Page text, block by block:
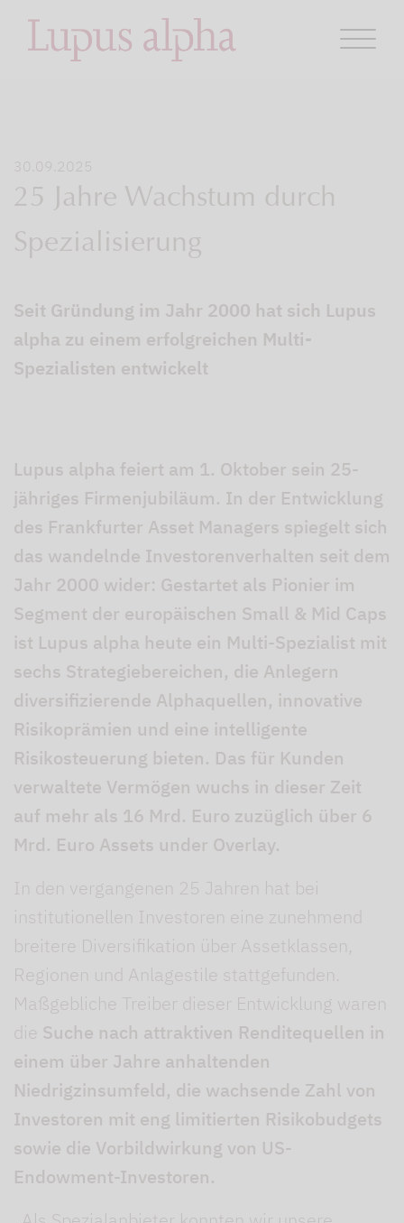
30.09.2025
25 Jahre Wachstum durch
Spezialisierung
Seit Gründung im Jahr 2000 hat sich Lupus
alpha zu einem erfolgreichen Multi-
Spezialisten entwickelt
Lupus alpha feiert am 1. Oktober sein 25-
jähriges Firmenjubiläum. In der Entwicklung
des Frankfurter Asset Managers spiegelt sich
das wandelnde Investorenverhalten seit dem
Jahr 2000 wider: Gestartet als Pionier im
Segment der europäischen Small & Mid Caps
ist Lupus alpha heute ein Multi-Spezialist mit
sechs Strategiebereichen, die Anlegern
diversifizierende Alphaquellen, innovative
Risikoprämien und eine intelligente
Risikosteuerung bieten. Das für Kunden
verwaltete Vermögen wuchs in dieser Zeit
auf mehr als 16 Mrd. Euro zuzüglich über 6
Mrd. Euro Assets under Overlay.
In den vergangenen 25 Jahren hat bei
institutionellen Investoren eine zunehmend
breitere Diversifikation über Assetklassen,
Regionen und Anlagestile stattgefunden.
Maßgebliche Treiber dieser Entwicklung waren
die Suche nach attraktiven Renditequellen in
einem über Jahre anhaltenden
Niedrigzinsumfeld, die wachsende Zahl von
Investoren mit eng limitierten Risikobudgets
sowie die Vorbildwirkung von US-
Endowment-Investoren.